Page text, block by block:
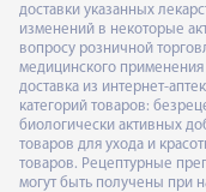
доставки указанных
изменений в некоторые
вопросу розничной
медицинского
доставка из интернет-
категорий товаров:
биологически активных
товаров для ухода и
товаров. Рецептурные
могут быть получены при